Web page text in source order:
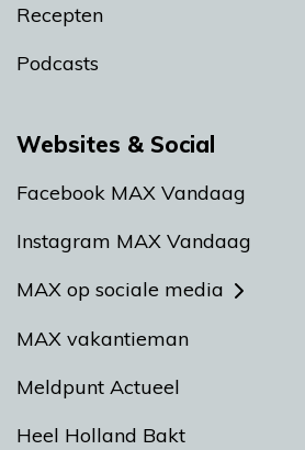
Recepten
Podcasts
Websites & Social
Facebook MAX Vandaag
Instagram MAX Vandaag
MAX op sociale media
MAX vakantieman
Meldpunt Actueel
Heel Holland Bakt